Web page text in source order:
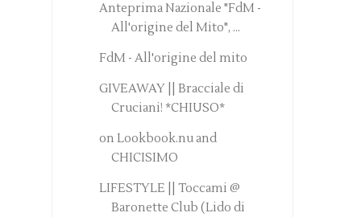
Anteprima Nazionale "FdM -
All'origine del Mito", ...
FdM - All'origine del mito
GIVEAWAY || Bracciale di
Cruciani! *CHIUSO*
on Lookbook.nu and
CHICISIMO
LIFESTYLE || Toccami @
Baronette Club (Lido di